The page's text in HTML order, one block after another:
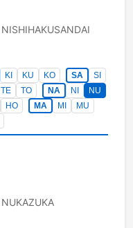
NISHIHAKUSANDAI
KI KU KO SA
SI
TE TO NA NI
NU
HO MA MI
MU
NUKAZUKA